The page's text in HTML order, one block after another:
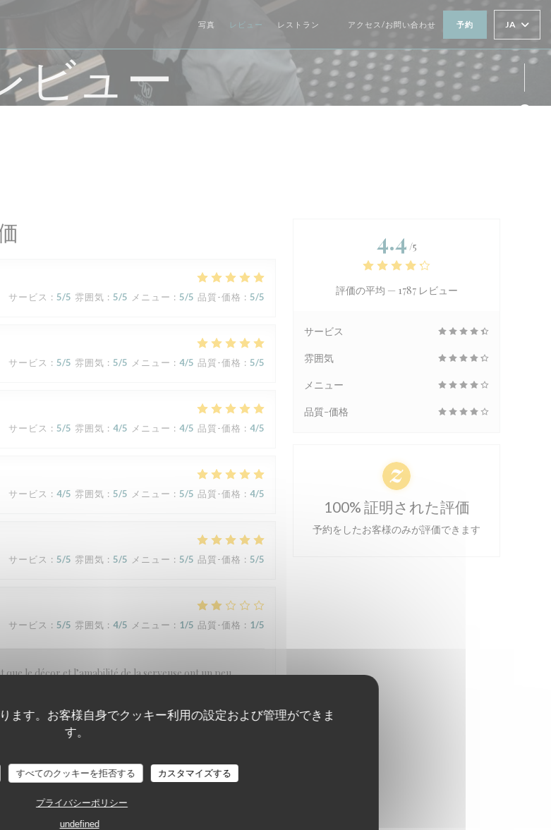
ます。お客様自身でクッキー利用の設定および管理ができま
す。
すべてのクッキーを拒否する カスタマイズする
プライバシーポリシー
undefined
写真 レビュー レストラン
((新しいウィンドウで開きます))
アクセス/お問い合わせ 予約 JA
ビュー
サービス : 5/5 雰囲気 : 5/5 メニュー : 5/5 品質-価格 : 5/5
サービス : 5/5 雰囲気 : 5/5 メニュー : 4/5 品質-価格 : 5/5
サービス : 5/5 雰囲気 : 4/5 メニュー : 4/5 品質-価格 : 4/5
サービス : 4/5 雰囲気 : 5/5 メニュー : 5/5 品質-価格 : 4/5
サービス : 5/5 雰囲気 : 5/5 メニュー : 5/5 品質-価格 : 5/5
サービス : 5/5 雰囲気 : 4/5 メニュー : 1/5 品質-価格 : 1/5
le décor et l’amabilité de la serveuse ont un peu
4.4 /5
評価の平均 — 1787 レビュー
サービス
雰囲気
メニュー
品質-価格
100% 証明された評価
予約をしたお客様のみが評価できます